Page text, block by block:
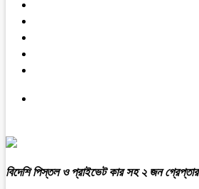
বিদেশি পিস্তল ও প্রাইভেট কার সহ ২ জন গ্রেপ্তার